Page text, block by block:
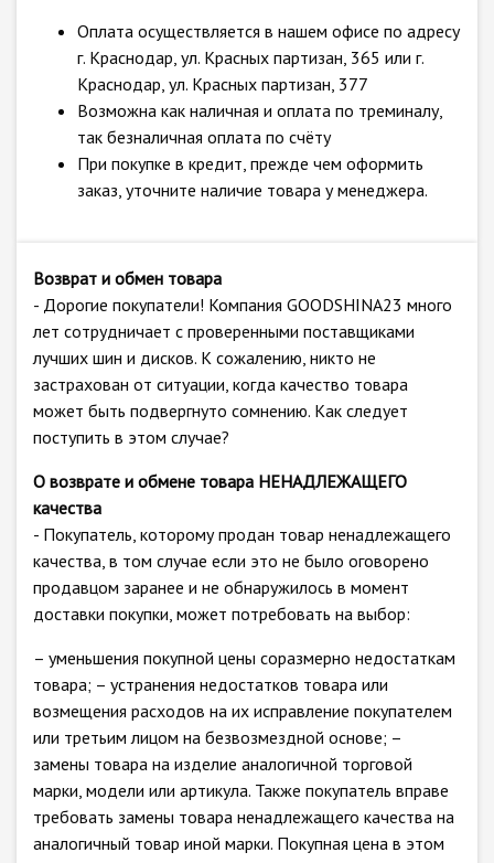
Оплата осуществляется в нашем офисе по адресу
г. Краснодар, ул. Красных партизан, 365 или г.
Краснодар, ул. Красных партизан, 377
Возможна как наличная и оплата по треминалу,
так безналичная оплата по счёту
При покупке в кредит, прежде чем оформить
заказ, уточните наличие товара у менеджера.
Возврат и обмен товара
- Дорогие покупатели! Компания GOODSHINA23 много
лет сотрудничает с проверенными поставщиками
лучших шин и дисков. К сожалению, никто не
застрахован от ситуации, когда качество товара
может быть подвергнуто сомнению. Как следует
поступить в этом случае?
О возврате и обмене товара НЕНАДЛЕЖАЩЕГО
качества
- Покупатель, которому продан товар ненадлежащего
качества, в том случае если это не было оговорено
продавцом заранее и не обнаружилось в момент
доставки покупки, может потребовать на выбор:
– уменьшения покупной цены соразмерно недостаткам
товара; – устранения недостатков товара или
возмещения расходов на их исправление покупателем
или третьим лицом на безвозмездной основе; –
замены товара на изделие аналогичной торговой
марки, модели или артикула. Также покупатель вправе
требовать замены товара ненадлежащего качества на
аналогичный товар иной марки. Покупная цена в этом